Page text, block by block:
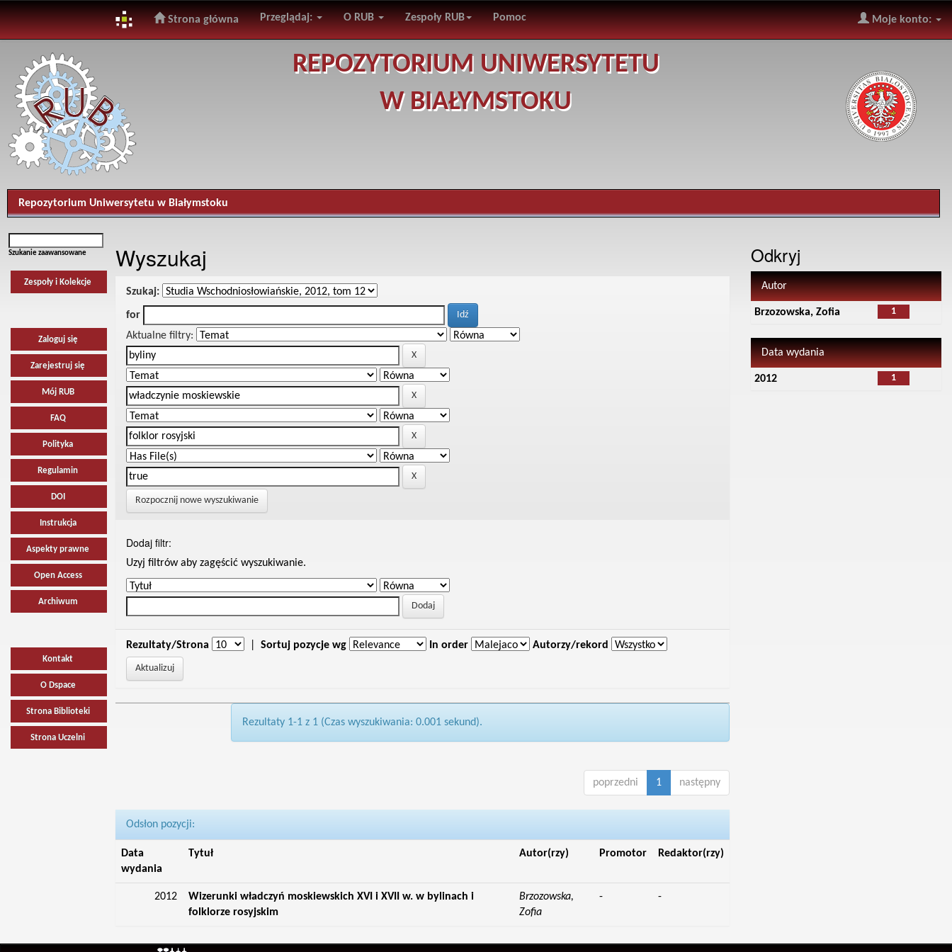
navigation
Strona główna Przeglądaj: O RUB Zespoły RUB Pomoc Moje konto:
REPOZYTORIUM UNIWERSYTETU
W BIAŁYMSTOKU
Repozytorium Uniwersytetu w Białymstoku
Szukanie zaawansowane
Zespoły i Kolekcje
Zaloguj się
Zarejestruj się
Mój RUB
FAQ
Polityka
Regulamin
DOI
Instrukcja
Aspekty prawne
Open Access
Archiwum
Kontakt
O Dspace
Strona Biblioteki
Strona Uczelni
Wyszukaj
Szukaj:
for
Aktualne filtry:
Rozpocznij nowe wyszukiwanie
Dodaj filtr:
Uzyj filtrów aby zagęścić wyszukiwanie.
Rezultaty/Strona Sortuj pozycje wg In order Autorzy/rekord
Rezultaty 1-1 z 1 (Czas wyszukiwania: 0.001 sekund).
poprzedni 1 następny
Odsłon pozycji:
Data
wydania
Tytuł Autor(rzy) Promotor Redaktor(rzy)
2012
Wizerunki władczyń moskiewskich XVI i XVII w. w bylinach i
folklorze rosyjskim
Brzozowska,
Zofia
- -
Odkryj
Autor
1
Brzozowska, Zofia
Data wydania
1
2012